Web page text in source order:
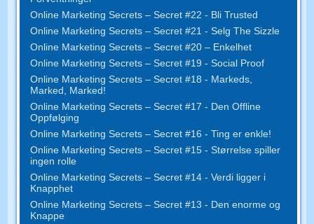
Online Marketing Secrets – Secret #22 - Bli Trusted
Online Marketing Secrets – Secret #21 - Selg The Sizzle
Online Marketing Secrets – Secret #20 – Enkelhet
Online Marketing Secrets – Secret #19 - Social Proof
Online Marketing Secrets – Secret #18 - Markeds,
Marked, Marked!
Online Marketing Secrets – Secret #17 - Den Offline
Oppfølging
Online Marketing Secrets – Secret #16 - Ting er enkle!
Online Marketing Secrets – Secret #15 - Størrelse spiller
ingen rolle
Online Marketing Secrets – Secret #14 - Verdi ligger i
Knapphet
Online Marketing Secrets – Secret #13 - Den enorme og
Knappe